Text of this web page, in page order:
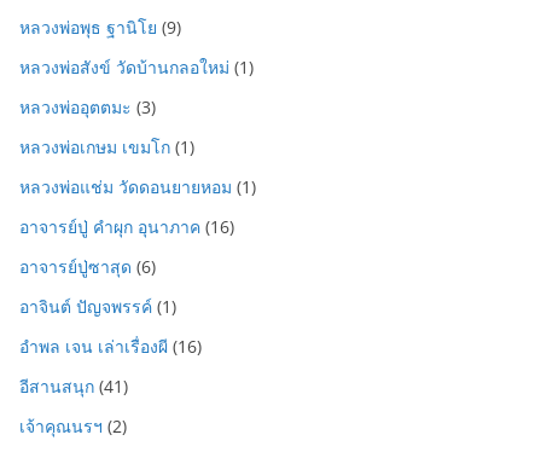
หลวงพ่อพุธ ฐานิโย (9)
หลวงพ่อสังข์ วัดบ้านกลอใหม่ (1)
หลวงพ่ออุตตมะ (3)
หลวงพ่อเกษม เขมโก (1)
หลวงพ่อแช่ม วัดดอนยายหอม (1)
อาจารย์ปู่ คำผุก อุนาภาค (16)
อาจารย์ปู่ซาสุด (6)
อาจินต์ ปัญจพรรค์ (1)
อำพล เจน เล่าเรื่องผี (16)
อีสานสนุก (41)
เจ้าคุณนรฯ (2)